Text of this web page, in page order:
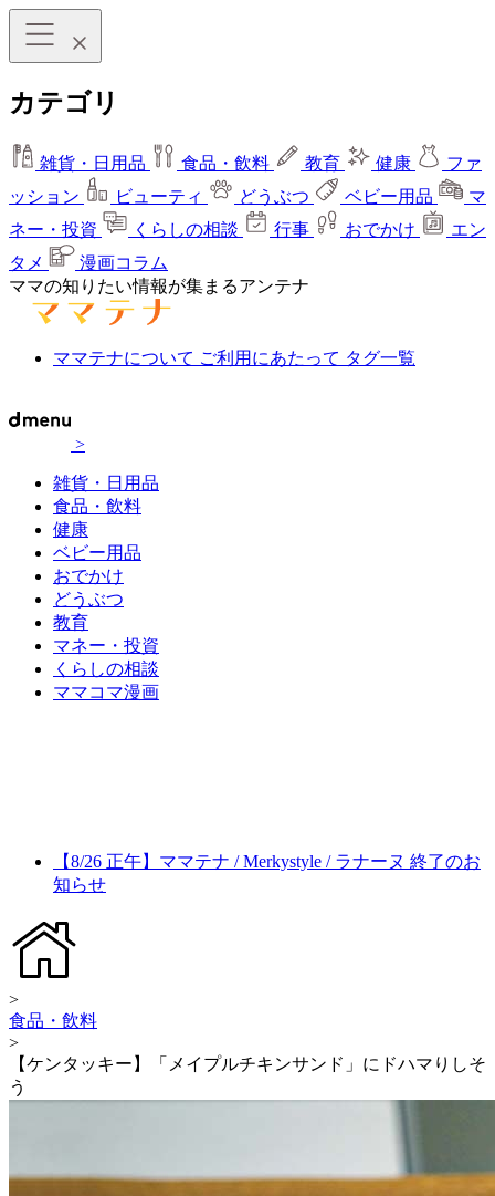
カテゴリ
雑貨・日用品 食品・飲料 教育 健康
ファ
ッション
ビューティ どうぶつ ベビー用品
マ
ネー・投資
くらしの相談 行事 おでかけ
エン
タメ
漫画コラム
ママの知りたい情報が集まるアンテナ
ママテナについて ご利用にあたって タグ一覧
>
雑貨・日用品
食品・飲料
健康
ベビー用品
おでかけ
どうぶつ
教育
マネー・投資
くらしの相談
ママコマ漫画
【8/26 正午】ママテナ / Merkystyle / ラナーヌ 終了のお
知らせ
>
食品・飲料
>
【ケンタッキー】「メイプルチキンサンド」にドハマりしそ
う